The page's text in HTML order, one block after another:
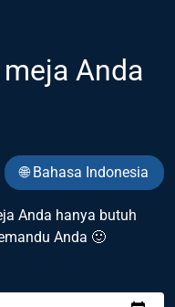
Anda
🌐 Bahasa Indonesia
Anda hanya butuh
Anda 🙂